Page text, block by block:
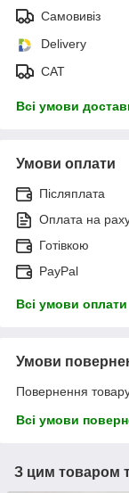
Самовивіз
Delivery
САТ
Всі умови
Умови оплати
Післяплата
Оплата на
Готівкою
PayPal
Всі умови оплати
Умови
Повернення
Всі умови
З цим товаром